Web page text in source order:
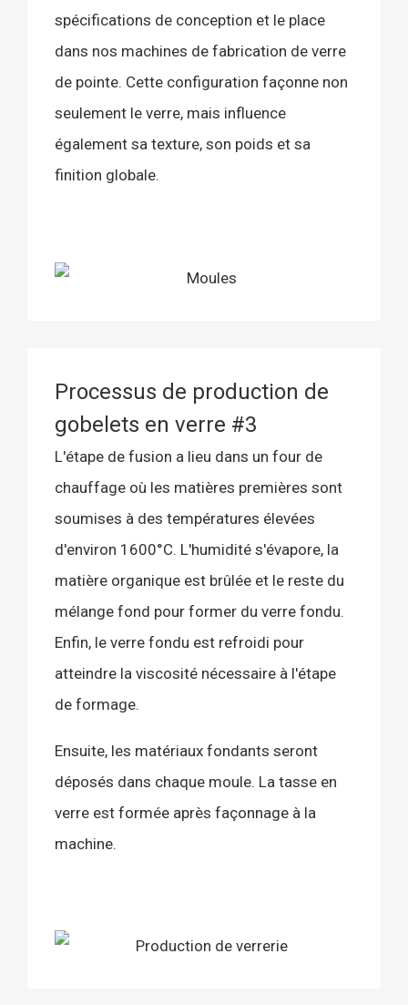
spécifications de conception et le place
dans nos machines de fabrication de verre
de pointe. Cette configuration façonne non
seulement le verre, mais influence
également sa texture, son poids et sa
finition globale.
Processus de production de
gobelets en verre #3
L'étape de fusion a lieu dans un four de
chauffage où les matières premières sont
soumises à des températures élevées
d'environ 1600°C. L'humidité s'évapore, la
matière organique est brûlée et le reste du
mélange fond pour former du verre fondu.
Enfin, le verre fondu est refroidi pour
atteindre la viscosité nécessaire à l'étape
de formage.
Ensuite, les matériaux fondants seront
déposés dans chaque moule. La tasse en
verre est formée après façonnage à la
machine.